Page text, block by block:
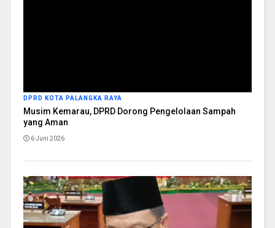
DPRD KOTA PALANGKA RAYA
Musim Kemarau, DPRD Dorong Pengelolaan Sampah
yang Aman
6 Juni 2026